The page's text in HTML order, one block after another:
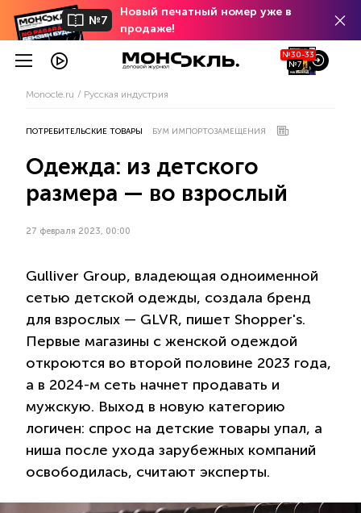
№7
Новый печатный номер уже в
продаже!
№30-33
№7
Monocle.ru Русская индустрия
ПОТРЕБИТЕЛЬСКИЕ ТОВАРЫ БУМ ИМПОРТОЗАМЕЩЕНИЯ
Одежда: из детского
размера — во взрослый
27 февраля 2023, 00:00
Gulliver Group, владеющая одноименной
сетью детской одежды, создала бренд
для взрослых — GLVR, пишет Shopper's.
Первые магазины с женской одеждой
откроются во второй половине 2023 года,
а в 2024-м сеть начнет продавать и
мужскую. Выход в новую категорию
логичен: спрос на детские товары упал, а
ниша после ухода зарубежных компаний
освободилась, считают эксперты.